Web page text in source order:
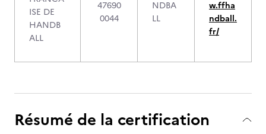
ISE DE
HANDB
ALL
47690
0044
NDBA
LL
w.ffha
ndball.
fr/
Résumé de la certification